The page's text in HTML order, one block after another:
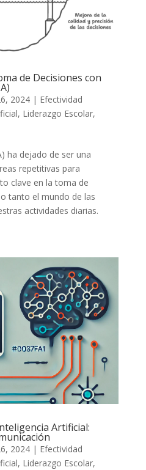
de Decisiones con
2024| Efectividad
, Liderazgo Escolar,
ha dejado de ser una
repetitivas para
clave en la toma de
tanto el mundo de las
actividades diarias.
Artificial:
2024| Efectividad
, Liderazgo Escolar,